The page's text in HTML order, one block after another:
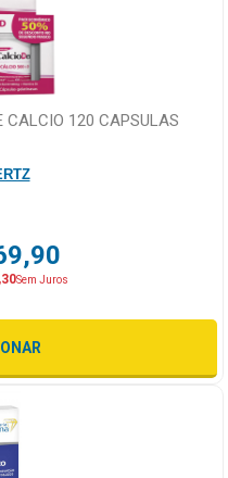
CALCIO 120 CAPSULAS
Sem Juros